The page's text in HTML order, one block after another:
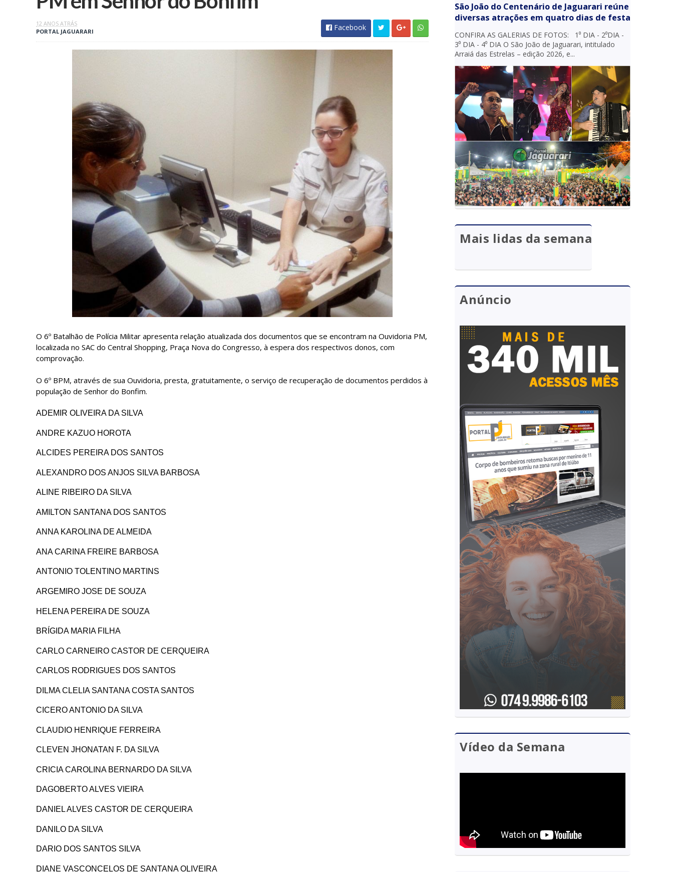
12 ANOS ATRÁS
PORTAL JAGUARARI
Facebook
O 6º Batalhão de Polícia Militar apresenta relação atualizada dos documentos que se encontram na Ouvidoria PM,
localizada no SAC do Central Shopping, Praça Nova do Congresso, à espera dos respectivos donos, com
comprovação.
O 6º BPM, através de sua Ouvidoria, presta, gratuitamente, o serviço de recuperação de documentos perdidos à
população de Senhor do Bonfim.
ADEMIR OLIVEIRA DA SILVA
ANDRE KAZUO HOROTA
ALCIDES PEREIRA DOS SANTOS
ALEXANDRO DOS ANJOS SILVA BARBOSA
ALINE RIBEIRO DA SILVA
AMILTON SANTANA DOS SANTOS
ANNA KAROLINA DE ALMEIDA
ANA CARINA FREIRE BARBOSA
ANTONIO TOLENTINO MARTINS
ARGEMIRO JOSE DE SOUZA
HELENA PEREIRA DE SOUZA
BRÍGIDA MARIA FILHA
CARLO CARNEIRO CASTOR DE CERQUEIRA
CARLOS RODRIGUES DOS SANTOS
DILMA CLELIA SANTANA COSTA SANTOS
CICERO ANTONIO DA SILVA
CLAUDIO HENRIQUE FERREIRA
CLEVEN JHONATAN F. DA SILVA
CRICIA CAROLINA BERNARDO DA SILVA
DAGOBERTO ALVES VIEIRA
DANIEL ALVES CASTOR DE CERQUEIRA
DANILO DA SILVA
DARIO DOS SANTOS SILVA
DIANE VASCONCELOS DE SANTANA OLIVEIRA
São João do Centenário de Jaguarari reúne
diversas atrações em quatro dias de festa
CONFIRA AS GALERIAS DE FOTOS: 1⁰ DIA - 2⁰DIA -
3⁰ DIA - 4⁰ DIA O São João de Jaguarari, intitulado
Arraiá das Estrelas – edição 2026, e...
Mais lidas da semana
Anúncio
Vídeo da Semana